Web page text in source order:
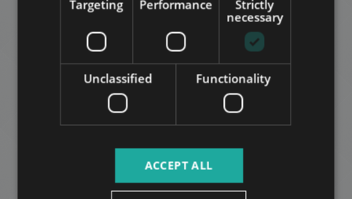
MOLNÁR UTCA
750.000 HUF
RUSSIAN
ARABIC
Strictly
necessary
Performance
Targeting
Functionality
Unclassified
ACCEPT ALL